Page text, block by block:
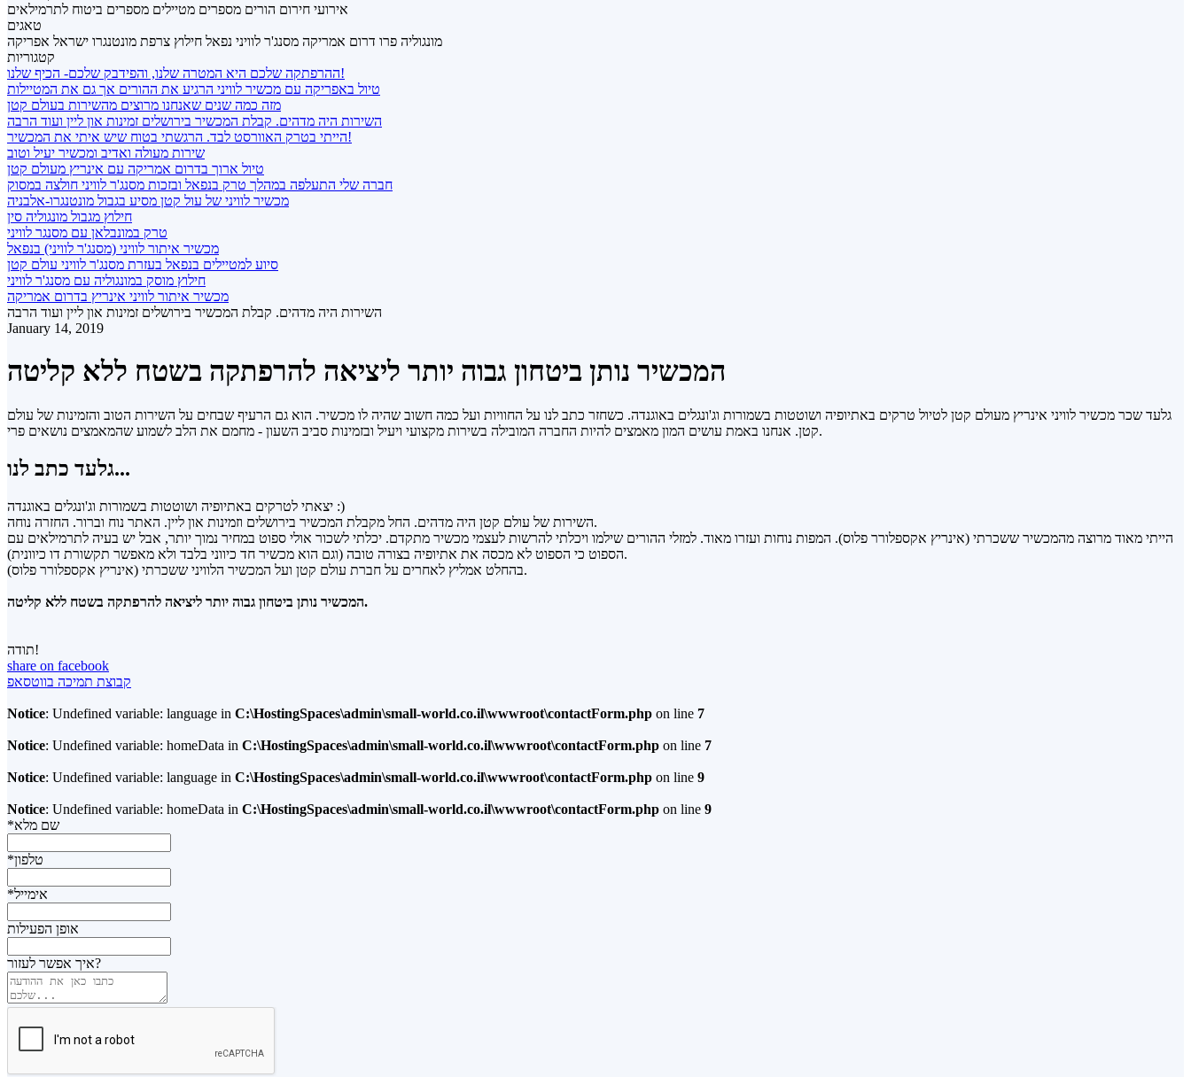
אירועי חירום הורים מספרים מטיילים מספרים ביטוח לתרמילאים
טאגים
מונגוליה פרו דרום אמריקה מסנג'ר לוויני נפאל חילוץ צרפת מונטנגרו ישראל אפריקה
קטגוריות
ההרפתקה שלכם היא המטרה שלנו, והפידבק שלכם- הכיף שלנו!
טיול באפריקה עם מכשיר לוויני הרגיע את ההורים אך גם את המטיילות
מזה כמה שנים שאנחנו מרוצים מהשירות בעולם קטן
השירות היה מדהים. קבלת המכשיר בירושלים זמינות און ליין ועוד הרבה
הייתי בטרק האוורסט לבד. הרגשתי בטוח שיש איתי את המכשיר!
שירות מעולה ואדיב ומכשיר יעיל וטוב
טיול ארוך בדרום אמריקה עם אינריץ מעולם קטן
חברה שלי התעלפה במהלך טרק בנפאל ובזכות מסנג'ר לוויני חולצה במסוק
מכשיר לוויני של עול קטן מסיע בגבול מונטנגרו-אלבניה
חילוץ מגבול מונגוליה סין
טרק במונבלאן עם מסנגר לוויני
מכשיר איתור לוויני (מסנג'ר לוויני) בנפאל
סיוע למטיילים בנפאל בעזרת מסנג'ר לוויני עולם קטן
חילוץ מוסק במונגוליה עם מסנג'ר לוויני
מכשיר איתור לוויני אינריץ בדרום אמריקה
השירות היה מדהים. קבלת המכשיר בירושלים זמינות און ליין ועוד הרבה
January 14, 2019
המכשיר נותן ביטחון גבוה יותר ליציאה להרפתקה בשטח ללא קליטה
גלעד שכר מכשיר לוויני אינריץ מעולם קטן לטיול טרקים באתיופיה ושוטטות בשמורות וג'ונגלים באוגנדה. כשחזר כתב לנו על החוויות ועל כמה חשוב שהיה לו מכשיר. הוא גם הרעיף שבחים על השירות הטוב והזמינות של עולם
קטן. אנחנו באמת עושים המון מאמצים להיות החברה המובילה בשירות מקצועי ויעיל ובזמינות סביב השעון - מחמם את הלב לשמוע שהמאמצים נושאים פרי.
גלעד כתב לנו...
יצאתי לטרקים באתיופיה ושוטטות בשמורות וג'ונגלים באוגנדה :)
השירות של עולם קטן היה מדהים. החל מקבלת המכשיר בירושלים וזמינות און ליין. האתר נוח וברור. החזרה נוחה.
הייתי מאוד מרוצה מהמכשיר ששכרתי (אינריץ אקספלורר פלוס). המפות נוחות ועזרו מאוד. למזלי ההורים שילמו ויכלתי להרשות לעצמי מכשיר מתקדם. יכלתי לשכור אולי ספוט במחיר נמוך יותר, אבל יש בעיה לתרמילאים עם
הספוט כי הספוט לא מכסה את אתיופיה בצורה טובה (וגם הוא מכשיר חד כיווני בלבד ולא מאפשר תקשורת דו כיוונית).
בהחלט אמליץ לאחרים על חברת עולם קטן ועל המכשיר הלוויני ששכרתי (אינריץ אקספלורר פלוס).
המכשיר נותן ביטחון גבוה יותר ליציאה להרפתקה בשטח ללא קליטה.
תודה!
share on facebook
קבוצת תמיכה בווטסאפ
Notice: Undefined variable: language in C:\HostingSpaces\admin\small-world.co.il\wwwroot\contactForm.php on line 7
Notice: Undefined variable: homeData in C:\HostingSpaces\admin\small-world.co.il\wwwroot\contactForm.php on line 7
Notice: Undefined variable: language in C:\HostingSpaces\admin\small-world.co.il\wwwroot\contactForm.php on line 9
Notice: Undefined variable: homeData in C:\HostingSpaces\admin\small-world.co.il\wwwroot\contactForm.php on line 9
*שם מלא
*טלפון
*אימייל
אופן הפעילות
איך אפשר לעזור?